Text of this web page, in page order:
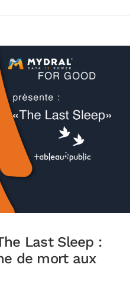
Last Sleep :
de mort aux